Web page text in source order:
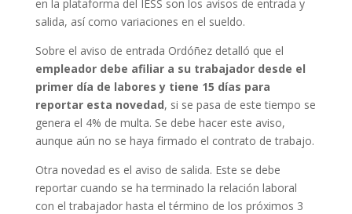
en la plataforma del IESS son los avisos de entrada y
salida, así como variaciones en el sueldo.
Sobre el aviso de entrada Ordóñez detalló que el
empleador debe afiliar a su trabajador desde el
primer día de labores y tiene 15 días para
reportar esta novedad, si se pasa de este tiempo se
genera el 4% de multa. Se debe hacer este aviso,
aunque aún no se haya firmado el contrato de trabajo.
Otra novedad es el aviso de salida. Este se debe
reportar cuando se ha terminado la relación laboral
con el trabajador hasta el término de los próximos 3